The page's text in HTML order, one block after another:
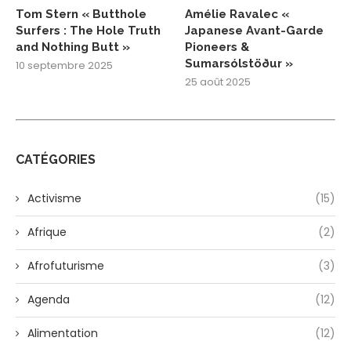
Tom Stern « Butthole
Surfers : The Hole Truth
and Nothing Butt »
10 septembre 2025
Amélie Ravalec «
Japanese Avant-Garde
Pioneers &
Sumarsólstöður »
25 août 2025
CATÉGORIES
Activisme (15)
Afrique (2)
Afrofuturisme (3)
Agenda (12)
Alimentation (12)